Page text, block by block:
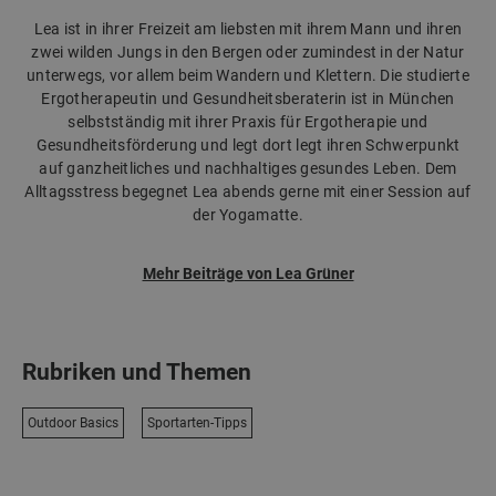
Lea ist in ihrer Freizeit am liebsten mit ihrem Mann und ihren
zwei wilden Jungs in den Bergen oder zumindest in der Natur
unterwegs, vor allem beim Wandern und Klettern. Die studierte
Ergotherapeutin und Gesundheitsberaterin ist in München
selbstständig mit ihrer Praxis für Ergotherapie und
Gesundheitsförderung und legt dort legt ihren Schwerpunkt
auf ganzheitliches und nachhaltiges gesundes Leben. Dem
Alltagsstress begegnet Lea abends gerne mit einer Session auf
der Yogamatte.
Mehr Beiträge von Lea Grüner
Rubriken und Themen
Outdoor Basics Sportarten-Tipps